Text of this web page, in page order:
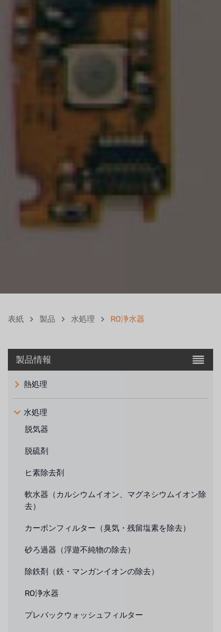
表紙 製品 水処理 RO浄水器
製品情報
熱処理
水処理
脱気器
脱硫剤
ヒ素除去剤
軟水器（カルシウムイオン、マグネシウムイオン除
去）
カーボンフィルター（臭気・残留塩素を除去）
砂ろ過器（浮遊不純物の除去）
除鉄剤（鉄・マンガンイオンの除去）
RO浄水器
プレバックウォッシュフィルター